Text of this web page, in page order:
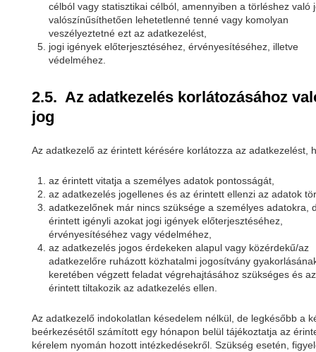
célból vagy statisztikai célból, amennyiben a törléshez való
valószínűsíthetően lehetetlenné tenné vagy komolyan
veszélyeztetné ezt az adatkezelést,
jogi igények előterjesztéséhez, érvényesítéséhez, illetve
védelméhez.
2.5. Az adatkezelés korlátozásához
jog
Az adatkezelő az érintett kérésére korlátozza az adatkezelést,
az érintett vitatja a személyes adatok pontosságát,
az adatkezelés jogellenes és az érintett ellenzi az adatok
adatkezelőnek már nincs szüksége a személyes adatokra,
érintett igényli azokat jogi igények előterjesztéséhez,
érvényesítéséhez vagy védelméhez,
az adatkezelés jogos érdekeken alapul vagy közérdekű/az
adatkezelőre ruházott közhatalmi jogosítvány
keretében végzett feladat végrehajtásához szükséges és az
érintett tiltakozik az adatkezelés ellen.
Az adatkezelő indokolatlan késedelem nélkül, de legkésőbb a
beérkezésétől számított egy hónapon belül tájékoztatja az
kérelem nyomán hozott intézkedésekről. Szükség esetén,